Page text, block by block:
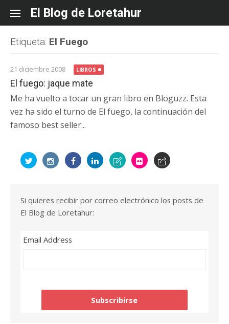
content
El Blog de Loretahur
Etiqueta: El Fuego
21 diciembre 2008 LIBROS
El fuego: jaque mate
Me ha vuelto a tocar un gran libro en Bloguzz. Esta
vez ha sido el turno de El fuego, la continuación del
famoso best seller...
Si quieres recibir por correo electrónico los posts de
El Blog de Loretahur:
Email Address